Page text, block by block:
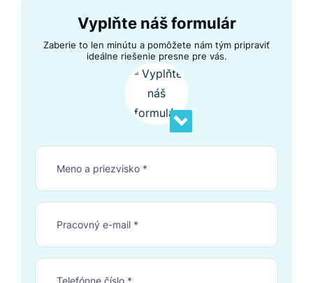
Vyplňte náš formulár
Zaberie to len minútu a pomôžete nám tým pripraviť
ideálne riešenie presne pre vás.